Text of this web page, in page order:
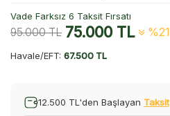
Vade Farksız 6 Taksit Fırsatı
95.000TL 75.000TL %21
Havale/EFT: 67.500 TL
12.500 TL'den Başlayan Taksit